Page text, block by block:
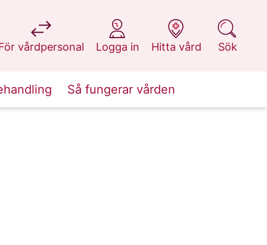
vårdpersonal
på 1177.se
Logga in
på 1177.se
Hitta vård
på 1177.se
Sök
på 1177.se
Så fungerar vården